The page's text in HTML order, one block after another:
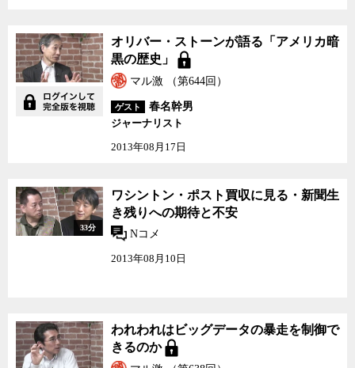
オリバー・ストーンが語
る「アメリカ暗黒の歴
史」
オリバー・ストーンが語る「アメリカ暗
黒の歴史」
マル激 （第644回）
ゲスト
春名幹男
ジャーナリスト
2013年08月17日
ワシントン・ポスト買収
に見る・新聞生き残りへ
の期待と不安
33分
ワシントン・ポスト買収に見る・新聞生
き残りへの期待と不安
Nコメ
2013年08月10日
われわれはビッグデータ
の暴走を制御できるのか
われわれはビッグデータの暴走を制御で
きるのか